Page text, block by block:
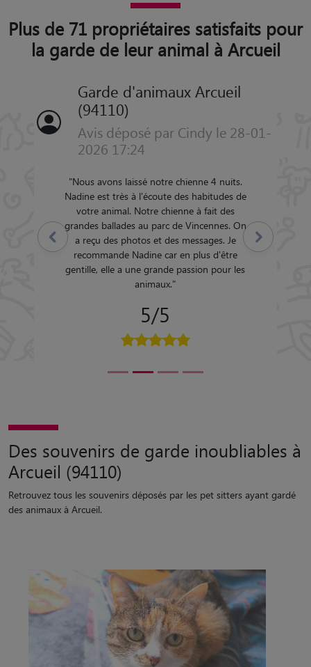
Plus de 71 propriétaires satisfaits pour
la garde de leur animal à Arcueil
Garde d'animaux Arcueil
(94110)
Avis déposé par Cindy le 28-01-
2026 17:24
"Nous avons laissé notre chienne 4 nuits.
Nadine est très à l'écoute des habitudes de
votre animal. Notre chienne à fait des
grandes ballades au parc de Vincennes. On
a reçu des photos et des messages. Je
recommande Nadine car en plus d'être
gentille, elle a une grande passion pour les
animaux."
5/5
Précédent Suivant
Des souvenirs de garde inoubliables à
Arcueil (94110)
Retrouvez tous les souvenirs déposés par les pet sitters ayant gardé
des animaux à Arcueil.